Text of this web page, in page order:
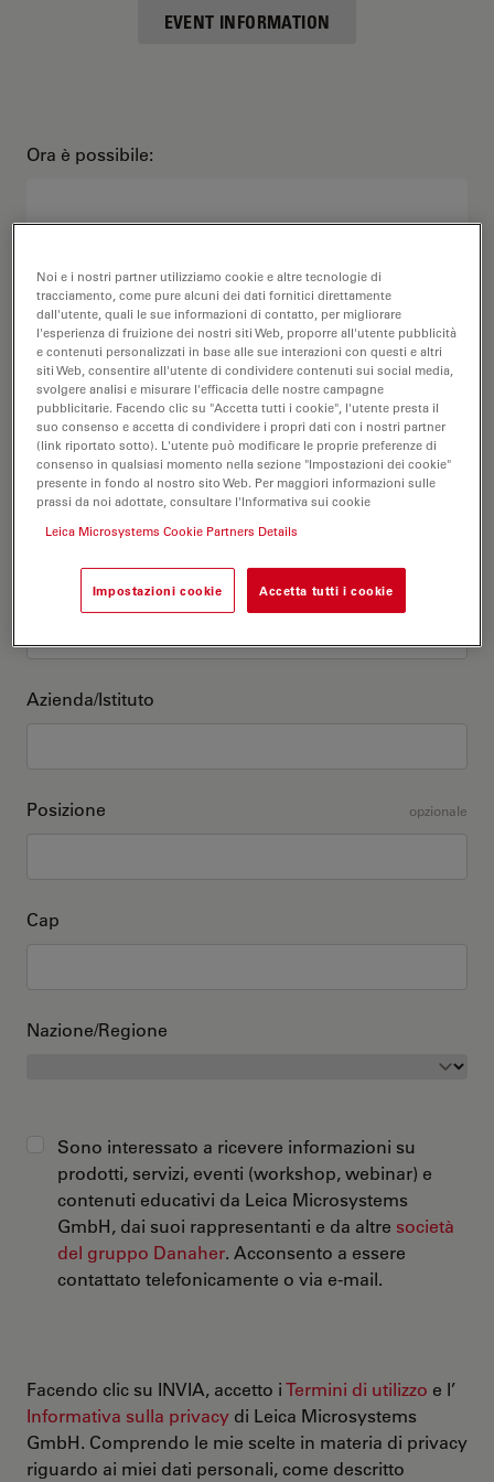
EVENT INFORMATION
Ora è possibile:
Nome
Cognome
E-mail
Telefono
Azienda/Istituto
Posizione opzionale
Cap
Nazione/Regione
Sono interessato a ricevere informazioni su
prodotti, servizi, eventi (workshop, webinar) e
contenuti educativi da Leica Microsystems
GmbH, dai suoi rappresentanti e da altre società
del gruppo Danaher. Acconsento a essere
contattato telefonicamente o via e-mail.
Facendo clic su INVIA, accetto iTermini di utilizzo e l’
Informativa sulla privacy di Leica Microsystems
GmbH. Comprendo le mie scelte in materia di privacy
riguardo ai miei dati personali, come descritto
Noi e i nostri partner utilizziamo cookie e altre tecnologie di
tracciamento, come pure alcuni dei dati fornitici direttamente
dall'utente, quali le sue informazioni di contatto, per migliorare
l'esperienza di fruizione dei nostri siti Web, proporre all'utente pubblicità
e contenuti personalizzati in base alle sue interazioni con questi e altri
siti Web, consentire all'utente di condividere contenuti sui social media,
svolgere analisi e misurare l'efficacia delle nostre campagne
pubblicitarie. Facendo clic su "Accetta tutti i cookie", l'utente presta il
suo consenso e accetta di condividere i propri dati con i nostri partner
(link riportato sotto). L'utente può modificare le proprie preferenze di
consenso in qualsiasi momento nella sezione "Impostazioni dei cookie"
presente in fondo al nostro sito Web. Per maggiori informazioni sulle
prassi da noi adottate, consultare l'Informativa sui cookie
Leica Microsystems Cookie Partners Details
Impostazioni cookie Accetta tutti i cookie